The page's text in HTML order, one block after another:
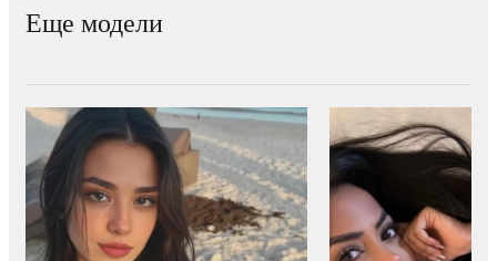
Еще модели